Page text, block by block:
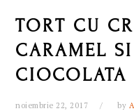
TORT CU
CARAMEL
CIOCOLATA
noiembrie 22, 2017 by